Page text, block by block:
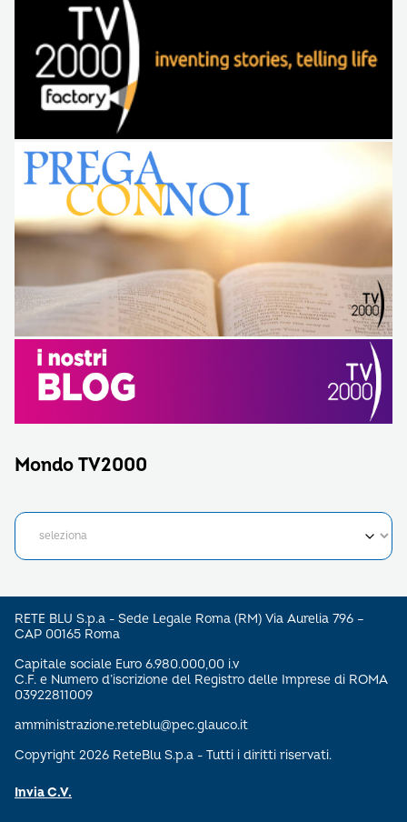
Mondo TV2000
RETE BLU S.p.a - Sede Legale Roma (RM) Via Aurelia 796 –
CAP 00165 Roma
Capitale sociale Euro 6.980.000,00 i.v
C.F. e Numero d’iscrizione del Registro delle Imprese di ROMA
03922811009
amministrazione.reteblu@pec.glauco.it
Copyright 2026 ReteBlu S.p.a - Tutti i diritti riservati.
Invia C.V.